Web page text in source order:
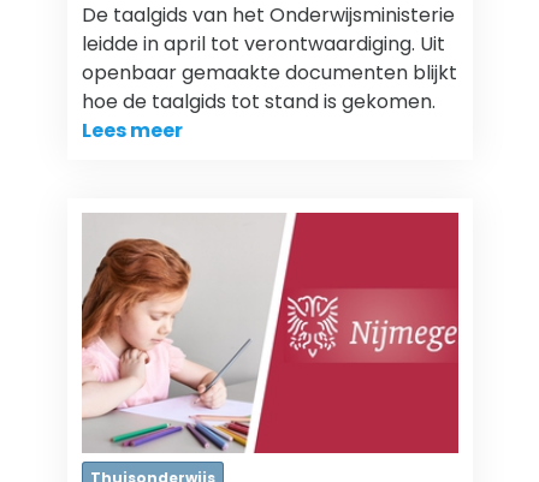
De taalgids van het Onderwijsministerie
leidde in april tot verontwaardiging. Uit
openbaar gemaakte documenten blijkt
hoe de taalgids tot stand is gekomen.
Lees meer
Thuisonderwijs